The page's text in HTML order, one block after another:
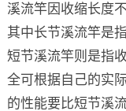
溪流竿因收缩长度
其中长节溪流竿是
短节溪流竿则是指
全可根据自己的实
的性能要比短节溪流